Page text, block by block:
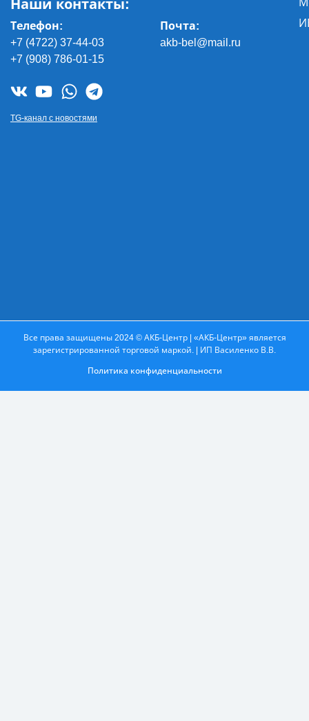
Наши контакты:
Телефон:
+7 (4722) 37-44-03
+7 (908) 786-01-15
Почта:
akb-bel@mail.ru
TG-канал с новостями
Все права защищены 2024 © АКБ-Центр | «АКБ-Центр» является
зарегистрированной торговой маркой. | ИП Василенко В.В.
Политика конфиденциальности